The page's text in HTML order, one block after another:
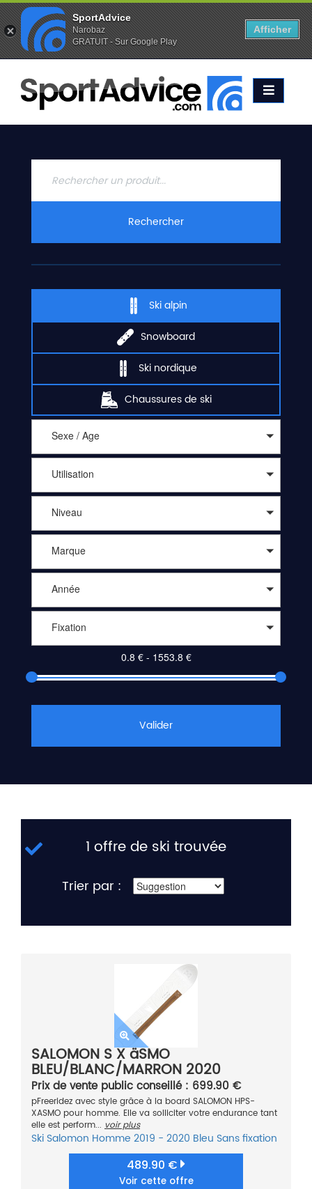
Favoris (0) Alertes (0)
ACCUEIL
SKIS
2020
CONTACT
Rechercher
Ski alpin
Snowboard
Ski nordique
Chaussures de ski
Sexe / Age
Utilisation
Niveau
Marque
Année
Fixation
Valider
1 offre de ski trouvée
Trier par :
SALOMON S X äSMO
BLEU/BLANC/MARRON 2020
Prix de vente public conseillé : 699.90 €
pFreeridez avec style grâce à la board SALOMON HPS-
XASMO pour homme. Elle va solliciter votre endurance tant
elle est perform... voir plus
Ski Salomon Homme 2019 - 2020 Bleu Sans fixation
489.90 €
Voir cette offre
SportAdvice
Narobaz
GRATUIT - Sur Google Play
Afficher